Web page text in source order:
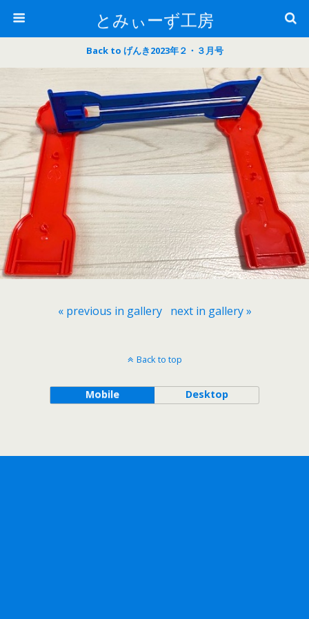
とみぃーず工房
Back to げんき2023年２・３月号
« previous in gallery next in gallery »
Back to top
Mobile Desktop